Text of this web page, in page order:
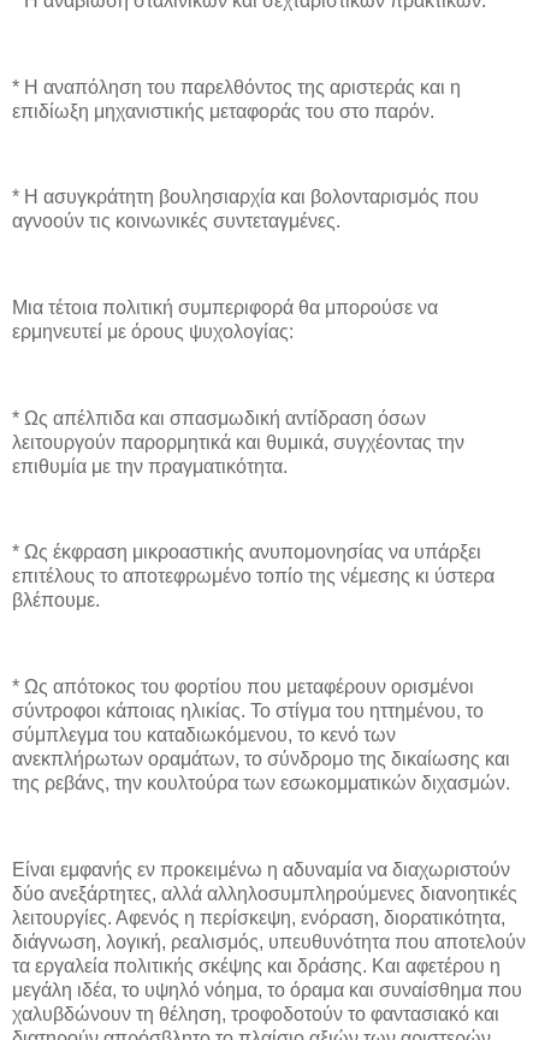
* Η αναπόληση του παρελθόντος της αριστεράς και η
επιδίωξη μηχανιστικής μεταφοράς του στο παρόν.
* Η ασυγκράτητη βουλησιαρχία και βολονταρισμός που
αγνοούν τις κοινωνικές συντεταγμένες.
Μια τέτοια πολιτική συμπεριφορά θα μπορούσε να
ερμηνευτεί με όρους ψυχολογίας:
* Ως απέλπιδα και σπασμωδική αντίδραση όσων
λειτουργούν παρορμητικά και θυμικά, συγχέοντας την
επιθυμία με την πραγματικότητα.
* Ως έκφραση μικροαστικής ανυπομονησίας να υπάρξει
επιτέλους το αποτεφρωμένο τοπίο της νέμεσης κι ύστερα
βλέπουμε.
* Ως απότοκος του φορτίου που μεταφέρουν ορισμένοι
σύντροφοι κάποιας ηλικίας. Το στίγμα του ηττημένου, το
σύμπλεγμα του καταδιωκόμενου, το κενό των
ανεκπλήρωτων οραμάτων, το σύνδρομο της δικαίωσης και
της ρεβάνς, την κουλτούρα των εσωκομματικών διχασμών.
Είναι εμφανής εν προκειμένω η αδυναμία να διαχωριστούν
δύο ανεξάρτητες, αλλά αλληλοσυμπληρούμενες διανοητικές
λειτουργίες. Αφενός η περίσκεψη, ενόραση, διορατικότητα,
διάγνωση, λογική, ρεαλισμός, υπευθυνότητα που αποτελούν
τα εργαλεία πολιτικής σκέψης και δράσης. Και αφετέρου η
μεγάλη ιδέα, το υψηλό νόημα, το όραμα και συναίσθημα που
χαλυβδώνουν τη θέληση, τροφοδοτούν το φαντασιακό και